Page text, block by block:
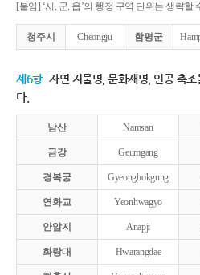
[붙임] ‘시, 군, 읍’의 행정 구역 단위는 생략할
청주시 Cheongju 함평군
제6항 자연 지물명, 문화재명, 인공 축
다.
남산 Namsan
금강 Geumgang
경복궁 Gyeongbokgung
연화교 Yeonhwagyo
안압지 Anapji
화랑대 Hwarangdae